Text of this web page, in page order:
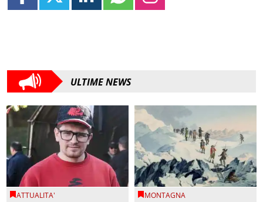
ULTIME NEWS
ATTUALITA' MONTAGNA